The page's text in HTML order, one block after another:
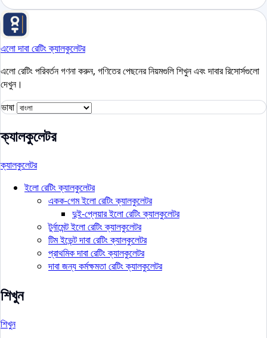
এলো দাবা রেটিং ক্যালকুলেটর
এলো রেটিং পরিবর্তন গণনা করুন, গণিতের পেছনের নিয়মগুলি শিখুন এবং দাবার রিসোর্সগুলো
দেখুন।
ভাষা
ক্যালকুলেটর
ক্যালকুলেটর
ইলো রেটিং ক্যালকুলেটর
একক-গেম ইলো রেটিং ক্যালকুলেটর
দুই-প্লেয়ার ইলো রেটিং ক্যালকুলেটর
টুর্নামেন্ট ইলো রেটিং ক্যালকুলেটর
টিম ইভেন্ট দাবা রেটিং ক্যালকুলেটর
প্রাথমিক দাবা রেটিং ক্যালকুলেটর
দাবা জন্য কর্মক্ষমতা রেটিং ক্যালকুলেটর
শিখুন
শিখুন